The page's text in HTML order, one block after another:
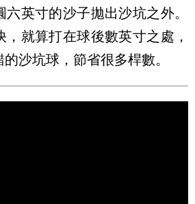
英寸的沙子拋出沙坑之外。
就算打在球後數英寸之處，
沙坑球，節省很多桿數。